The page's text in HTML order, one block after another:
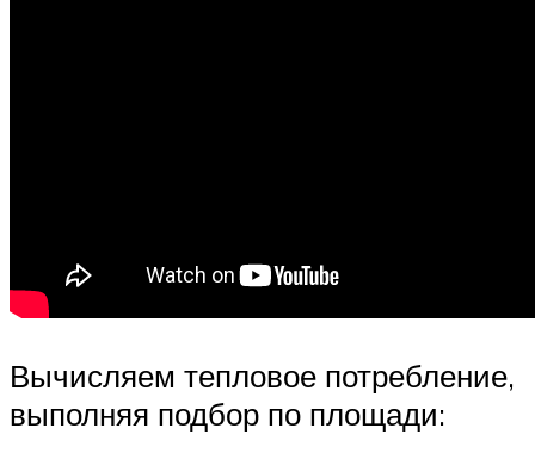
Вычисляем тепловое потребление,
выполняя подбор по площади: